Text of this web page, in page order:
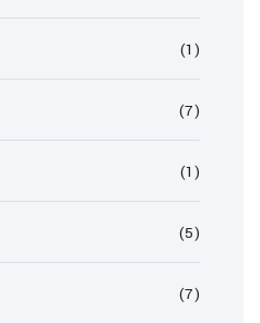
(1)
(7)
(1)
(5)
(7)